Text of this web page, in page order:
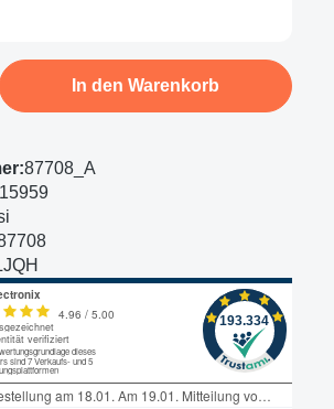
Gib den gewünschten
In den Warenkorb
87708_A